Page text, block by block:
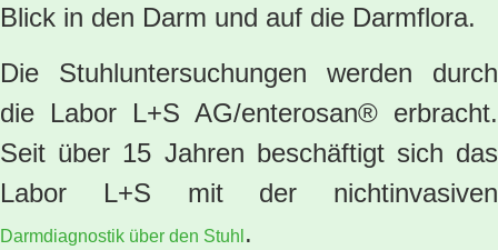
Blick in den Darm und auf die Darmflora.
Die Stuhluntersuchungen werden durch
die Labor L+S AG/enterosan® erbracht.
Seit über 15 Jahren beschäftigt sich das
Labor L+S mit der nichtinvasiven
Darmdiagnostik über den Stuhl .